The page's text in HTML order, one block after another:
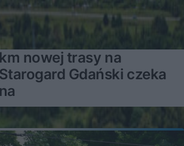
nowej trasy na
Gdański czeka